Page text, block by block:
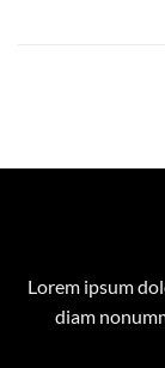
Lorem ipsum
diam